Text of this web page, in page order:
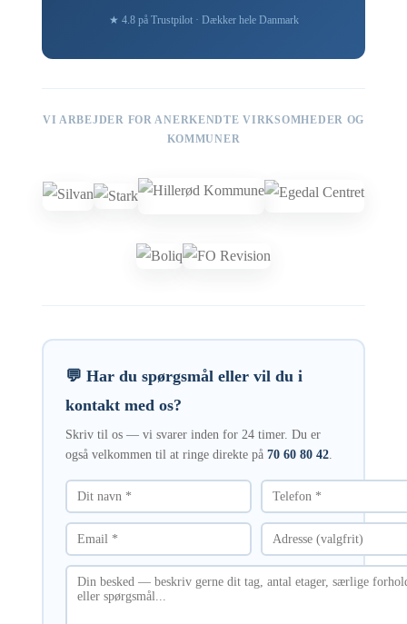
★ 4.8 på Trustpilot · Dækker hele Danmark
VI ARBEJDER FOR ANERKENDTE VIRKSOMHEDER OG
KOMMUNER
💬 Har du spørgsmål eller vil du i
kontakt med os?
Skriv til os — vi svarer inden for 24 timer. Du er
også velkommen til at ringe direkte på 70 60 80 42.